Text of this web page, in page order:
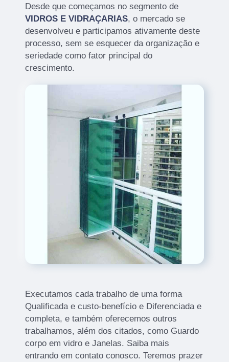
Desde que começamos no segmento de
VIDROS E VIDRAÇARIAS, o mercado se
desenvolveu e participamos ativamente deste
processo, sem se esquecer da organização e
seriedade como fator principal do
crescimento.
Executamos cada trabalho de uma forma
Qualificada e custo-benefício e Diferenciada e
completa, e também oferecemos outros
trabalhamos, além dos citados, como Guardo
corpo em vidro e Janelas. Saiba mais
entrando em contato conosco. Teremos prazer